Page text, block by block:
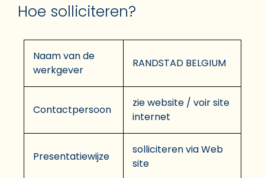
Hoe solliciteren?
Naam van de
werkgever
RANDSTAD BELGIUM
Contactpersoon
zie website / voir site
internet
Presentatiewijze
solliciteren via Web
site